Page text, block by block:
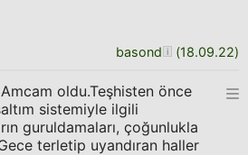
basond (18.09.22)
oldu.Teşhisten önce
sistemiyle ilgili
guruldamaları, çoğunlukla
Gece terletip uyandıran haller